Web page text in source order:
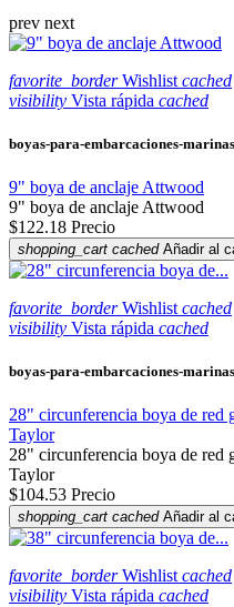
prev next
favorite_border Wishlist cached
visibility Vista rápida cached
boyas-para-embarcaciones-marinas
9" boya de anclaje Attwood
9" boya de anclaje Attwood
$122.18 Precio
shopping_cart cached Añadir al
favorite_border Wishlist cached
visibility Vista rápida cached
boyas-para-embarcaciones-marinas
28" circunferencia boya de
Taylor
28" circunferencia boya de
Taylor
$104.53 Precio
shopping_cart cached Añadir al
favorite_border Wishlist cached
visibility Vista rápida cached